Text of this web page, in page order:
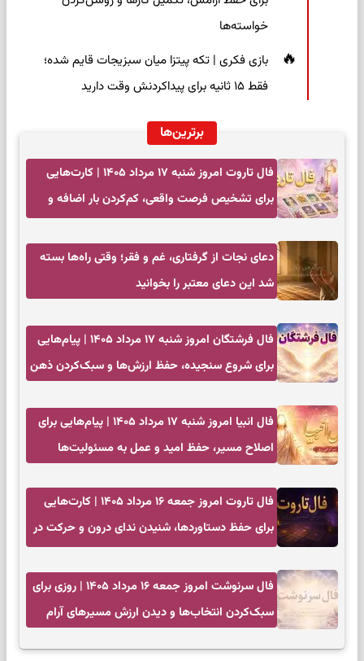
خواسته‌ها
بازی فکری | تکه پیتزا میان سبزیجات قایم شده؛
فقط ۱۵ ثانیه برای پیداکردنش وقت دارید
برترین‌ها
فال تاروت امروز شنبه ۱۷ مرداد ۱۴۰۵ | کارت‌هایی
برای تشخیص فرصت واقعی، کم‌کردن بار اضافه و
دعای نجات از گرفتاری، غم و فقر؛ وقتی راه‌ها بسته
شد این دعای معتبر را بخوانید
فال فرشتگان امروز شنبه ۱۷ مرداد ۱۴۰۵ | پیام‌هایی
برای شروع سنجیده، حفظ ارزش‌ها و سبک‌کردن ذهن
فال انبیا امروز شنبه ۱۷ مرداد ۱۴۰۵ | پیام‌هایی برای
اصلاح مسیر، حفظ امید و عمل به مسئولیت‌ها
فال تاروت امروز جمعه ۱۶ مرداد ۱۴۰۵ | کارت‌هایی
برای حفظ دستاوردها، شنیدن ندای درون و حرکت در
فال سرنوشت امروز جمعه ۱۶ مرداد ۱۴۰۵ | روزی برای
سبک‌کردن انتخاب‌ها و دیدن ارزش مسیرهای آرام